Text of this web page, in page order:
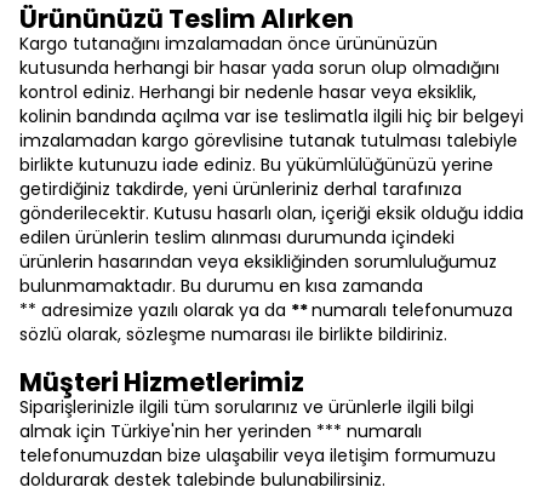
Ürününüzü Teslim Alırken
Kargo tutanağını imzalamadan önce ürününüzün
kutusunda herhangi bir hasar yada sorun olup olmadığını
kontrol ediniz. Herhangi bir nedenle hasar veya eksiklik,
kolinin bandında açılma var ise teslimatla ilgili hiç bir belgeyi
imzalamadan kargo görevlisine tutanak tutulması talebiyle
birlikte kutunuzu iade ediniz. Bu yükümlülüğünüzü yerine
getirdiğiniz takdirde, yeni ürünleriniz derhal tarafınıza
gönderilecektir. Kutusu hasarlı olan, içeriği eksik olduğu iddia
edilen ürünlerin teslim alınması durumunda içindeki
ürünlerin hasarından veya eksikliğinden sorumluluğumuz
bulunmamaktadır. Bu durumu en kısa zamanda
** adresimize yazılı olarak ya da **numaralı telefonumuza
sözlü olarak, sözleşme numarası ile birlikte bildiriniz.
Müşteri Hizmetlerimiz
Siparişlerinizle ilgili tüm sorularınız ve ürünlerle ilgili bilgi
almak için Türkiye'nin her yerinden *** numaralı
telefonumuzdan bize ulaşabilir veya iletişim formumuzu
doldurarak destek talebinde bulunabilirsiniz.